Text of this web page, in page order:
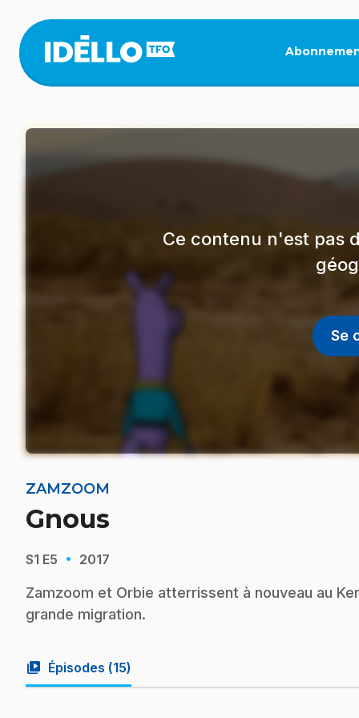
contenu
principal
Ce contenu n'est pas
Se
ZAMZOOM
Gnous
S1 E5 · 2017
Zamzoom et Orbie atterrissent à nouveau au
grande migration.
video_library Épisodes (15)